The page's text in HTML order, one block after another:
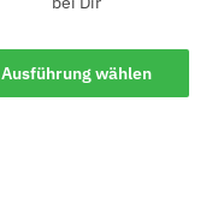
Ausführung wählen